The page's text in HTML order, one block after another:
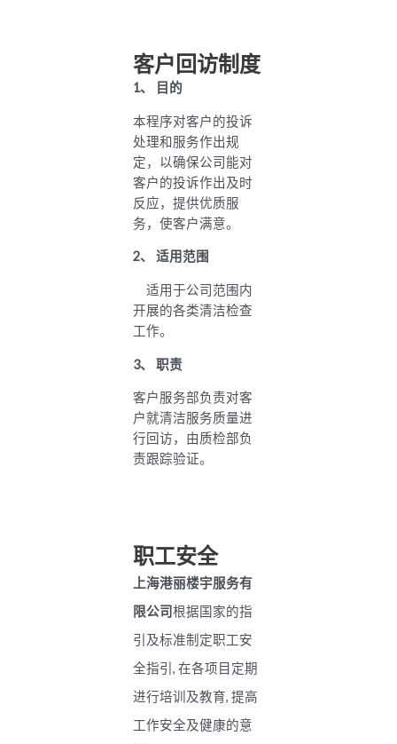
客户回访制度
1、 目的
本程序对客户的投诉
处理和服务作出规
定，以确保公司能对
客户的投诉作出及时
反应，提供优质服
务，使客户满意。
2、 适用范围
适用于公司范围内
开展的各类清洁检查
工作。
3、 职责
客户服务部负责对客
户就清洁服务质量进
行回访，由质检部负
责跟踪验证。
职工安全
上海港丽楼宇服务有
限公司根据国家的指
引及标准制定职工安
全指引, 在各项目定期
进行培训及教育, 提高
工作安全及健康的意